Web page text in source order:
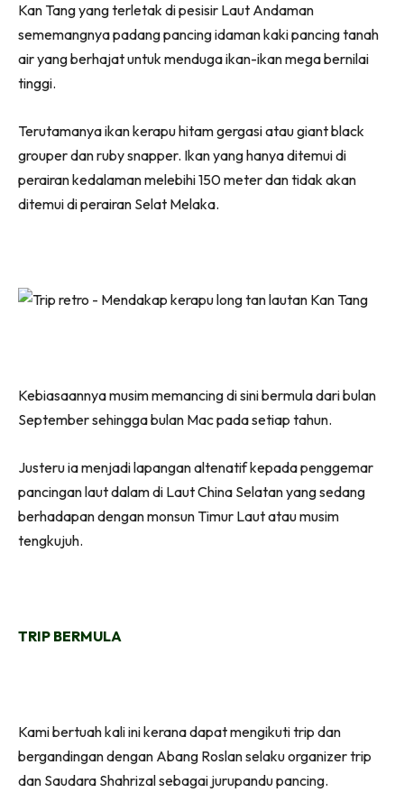
Kan Tang yang terletak di pesisir Laut Andaman
sememangnya padang pancing idaman kaki pancing tanah
air yang berhajat untuk menduga ikan-ikan mega bernilai
tinggi.
Terutamanya ikan kerapu hitam gergasi atau giant black
grouper dan ruby snapper. Ikan yang hanya ditemui di
perairan kedalaman melebihi 150 meter dan tidak akan
ditemui di perairan Selat Melaka.
Kebiasaannya musim memancing di sini bermula dari bulan
September sehingga bulan Mac pada setiap tahun.
Justeru ia menjadi lapangan altenatif kepada penggemar
pancingan laut dalam di Laut China Selatan yang sedang
berhadapan dengan monsun Timur Laut atau musim
tengkujuh.
TRIP BERMULA
Kami bertuah kali ini kerana dapat mengikuti trip dan
bergandingan dengan Abang Roslan selaku organizer trip
dan Saudara Shahrizal sebagai jurupandu pancing.